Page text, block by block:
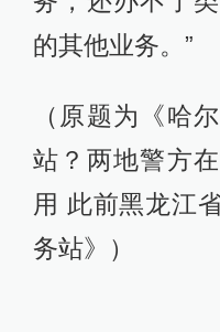
的其他业务。”
（原题为《哈
站？两地警方
用 此前黑龙江
务站》）